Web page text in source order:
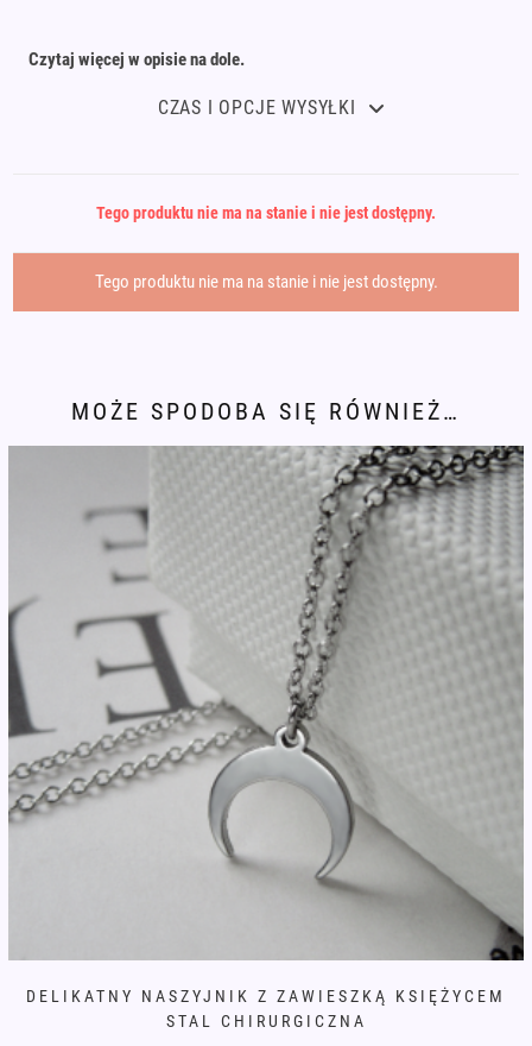
Czytaj więcej w opisie na dole.
CZAS I OPCJE WYSYŁKI
Tego produktu nie ma na stanie i nie jest dostępny.
Tego produktu nie ma na stanie i nie jest dostępny.
MOŻE SPODOBA SIĘ RÓWNIEŻ…
DELIKATNY NASZYJNIK Z ZAWIESZKĄ KSIĘŻYCEM
STAL CHIRURGICZNA